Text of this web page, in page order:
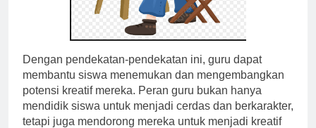
Dengan pendekatan-pendekatan ini, guru dapat
membantu siswa menemukan dan mengembangkan
potensi kreatif mereka. Peran guru bukan hanya
mendidik siswa untuk menjadi cerdas dan berkarakter,
tetapi juga mendorong mereka untuk menjadi kreatif